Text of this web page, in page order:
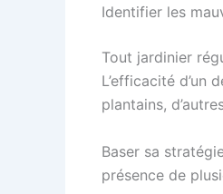
Identifier les
Tout jardinier
L’efficacité
plantains,
Baser sa
présence de